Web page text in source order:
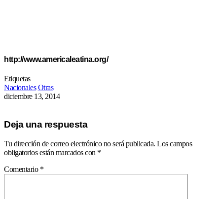
http://www.americaleatina.org/
Etiquetas
Nacionales Otras
diciembre 13, 2014
Deja una respuesta
Tu dirección de correo electrónico no será publicada. Los campos
obligatorios están marcados con *
Comentario *